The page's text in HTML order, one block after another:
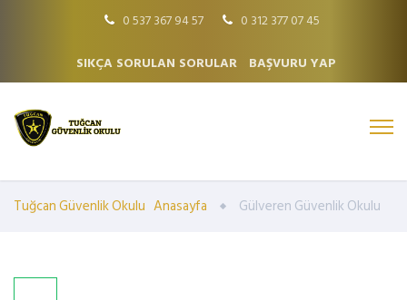
0 537 367 94 57 0 312 377 07 45
SIKÇA SORULAN SORULAR BAŞVURU YAP
Tuğcan Güvenlik Okulu Anasayfa Gülveren Güvenlik Okulu